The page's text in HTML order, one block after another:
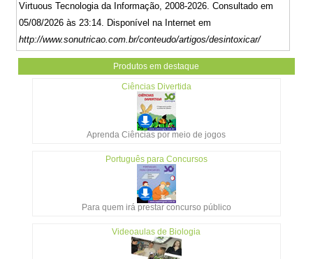
Virtuous Tecnologia da Informação, 2008-2026. Consultado em
05/08/2026 às 23:14. Disponível na Internet em
http://www.sonutricao.com.br/conteudo/artigos/desintoxicar/
Produtos em destaque
Ciências Divertida
Aprenda Ciências por meio de jogos
Português para Concursos
Para quem irá prestar concurso público
Videoaulas de Biologia